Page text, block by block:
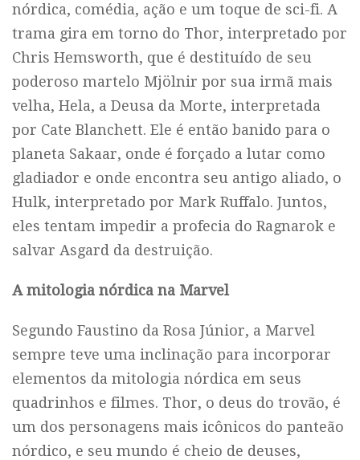
nórdica, comédia, ação e um toque de sci-fi. A
trama gira em torno do Thor, interpretado por
Chris Hemsworth, que é destituído de seu
poderoso martelo Mjölnir por sua irmã mais
velha, Hela, a Deusa da Morte, interpretada
por Cate Blanchett. Ele é então banido para o
planeta Sakaar, onde é forçado a lutar como
gladiador e onde encontra seu antigo aliado, o
Hulk, interpretado por Mark Ruffalo. Juntos,
eles tentam impedir a profecia do Ragnarok e
salvar Asgard da destruição.
A mitologia nórdica na Marvel
Segundo Faustino da Rosa Júnior, a Marvel
sempre teve uma inclinação para incorporar
elementos da mitologia nórdica em seus
quadrinhos e filmes. Thor, o deus do trovão, é
um dos personagens mais icônicos do panteão
nórdico, e seu mundo é cheio de deuses,